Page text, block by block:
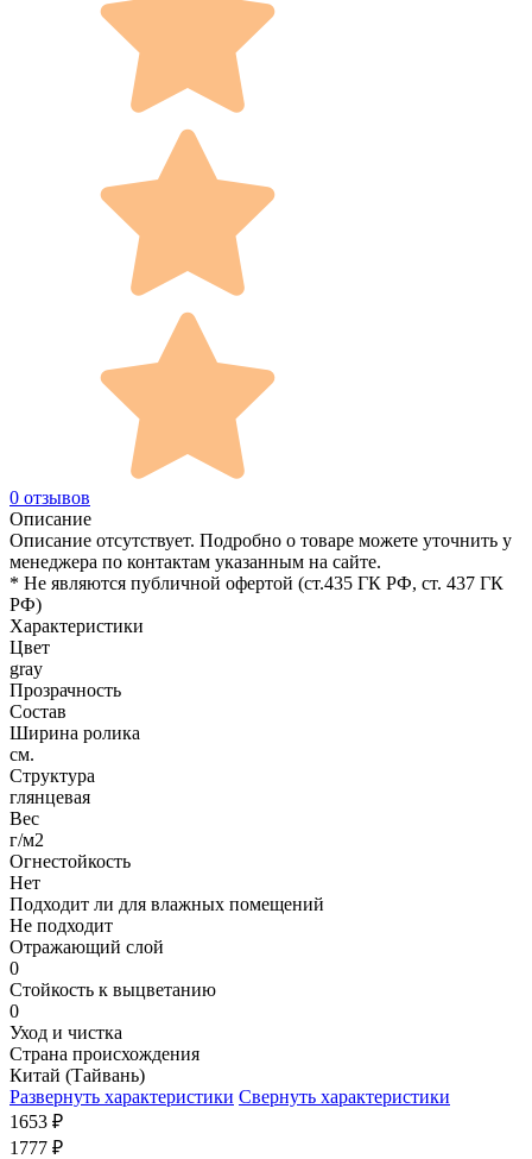
0 отзывов
Описание
Описание отсутствует. Подробно о товаре можете уточнить у
менеджера по контактам указанным на сайте.
* Не являются публичной офертой (ст.435 ГК РФ, cт. 437 ГК
РФ)
Характеристики
Цвет
gray
Прозрачность
Состав
Ширина ролика
см.
Структура
глянцевая
Вес
г/м2
Огнестойкость
Нет
Подходит ли для влажных помещений
Не подходит
Отражающий слой
0
Стойкость к выцветанию
0
Уход и чистка
Страна происхождения
Китай (Тайвань)
Развернуть характеристики Свернуть характеристики
1653 ₽
1777 ₽